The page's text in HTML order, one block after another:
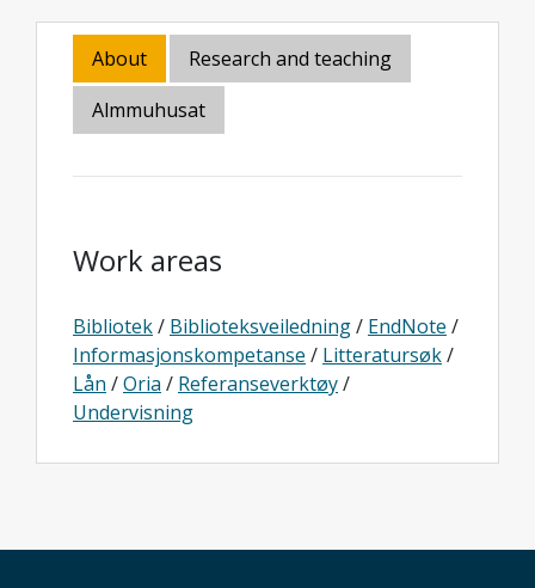
About
Research and teaching
Almmuhusat
Work areas
Bibliotek/ Biblioteksveiledning/ EndNote /
Informasjonskompetanse / Litteratursøk/
Lån /Oria / Referanseverktøy/
Undervisning